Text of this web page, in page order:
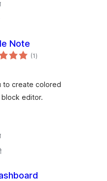
Note
(1एकूण
मूल्यांकन
)
to create colored
editor.